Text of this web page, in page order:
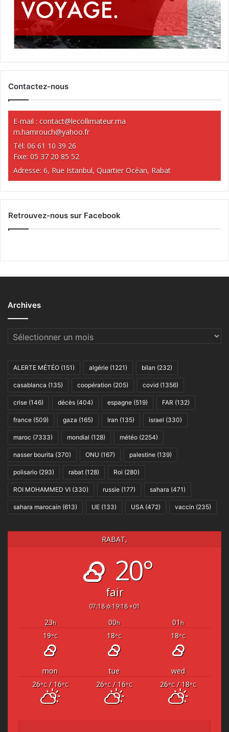
Contactez-nous
E-mail : contact@lecollimateur.ma
m.hamrouch@yahoo.fr
Tél: 06 61 10 39 26
Fixe: 05 37 20 85 52
Adresse: 6, Rue Istanbul, Quartier Océan, Rabat
Retrouvez-nous sur Facebook
Archives
Archives
ALERTE MÉTÉO (151) algérie (1221) bilan (232)
casablanca (135) coopération (205) covid (1356)
crise (146) décès (404) espagne (519) FAR (132)
france (509) gaza (165) Iran (135) israel (330)
maroc (7333) mondial (128) météo (2254)
nasser bourita (370) ONU (167) palestine (139)
polisario (293) rabat (128) Roi (280)
ROI MOHAMMED VI (330) russie (177) sahara (471)
sahara marocain (613) UE (133) USA (472) vaccin (235)
RABAT,
20°
fair
07:18 19:18 +01
23h 00h 01 h
19°C 18°C 18°C
mon tue
wed
26°C/ 16°C 26°C/ 16°C 26°C/ 18°C